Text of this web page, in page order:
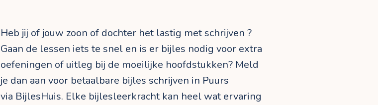
Heb jij of jouw zoon of dochter het lastig met schrijven ?
Gaan de lessen iets te snel en is er bijles nodig voor extra
oefeningen of uitleg bij de moeilijke hoofdstukken? Meld
je dan aan voor betaalbare bijles schrijven in Puurs
via BijlesHuis. Elke bijlesleerkracht kan heel wat ervaring